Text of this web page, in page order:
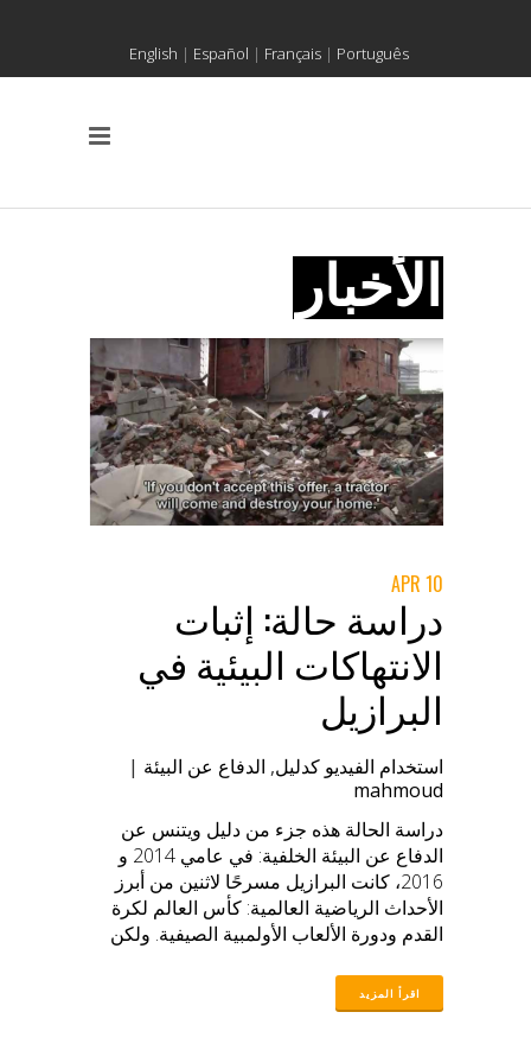
English | Español | Français| Português
10 APR
دراسة حالة: إثبات
الانتهاكات البيئية في
البرازيل
استخدام الفيديو كدليل, الدفاع عن البيئة |
mahmoud
دراسة الحالة هذه جزء من دليل ويتنس عن
الدفاع عن البيئة الخلفية: في عامي 2014 و
2016، كانت البرازيل مسرحًا لاثنين من أبرز
الأحداث الرياضية العالمية: كأس العالم لكرة
القدم ودورة الألعاب الأولمبية الصيفية. ولكن
البرازيلية قد شرعت في حملة واسعة النطاق
لإخلاء الأحياء الفقيرة والمناطق السكنية ذات